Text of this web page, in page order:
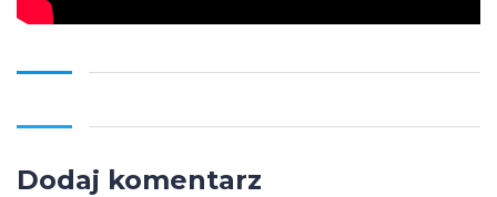
Dodaj komentarz